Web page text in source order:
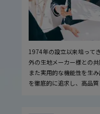
1974年の設立以来培って
外の生地メーカー様との
また実用的な機能性を生
を徹底的に追求し、高品